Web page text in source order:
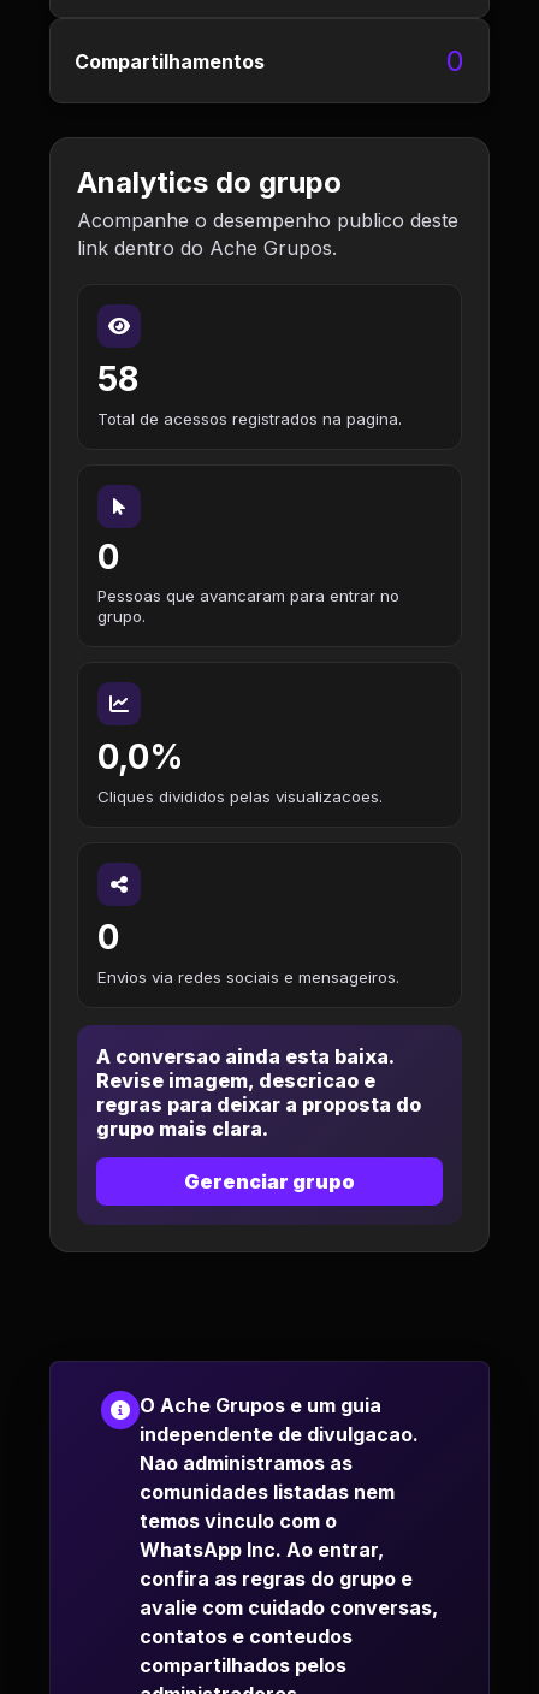
Compartilhamentos 0
Analytics do grupo
Acompanhe o desempenho publico deste
link dentro do Ache Grupos.
58
Total de acessos registrados na pagina.
0
Pessoas que avancaram para entrar no
grupo.
0,0%
Cliques divididos pelas visualizacoes.
0
Envios via redes sociais e mensageiros.
A conversao ainda esta baixa.
Revise imagem, descricao e
regras para deixar a proposta do
grupo mais clara.
Gerenciar grupo
O Ache Grupos e um guia
independente de divulgacao.
Nao administramos as
comunidades listadas nem
temos vinculo com o
WhatsApp Inc. Ao entrar,
confira as regras do grupo e
avalie com cuidado conversas,
contatos e conteudos
compartilhados pelos